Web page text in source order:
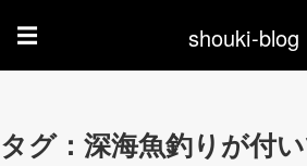
☰ shouki-blog
タグ：深海魚釣りが付